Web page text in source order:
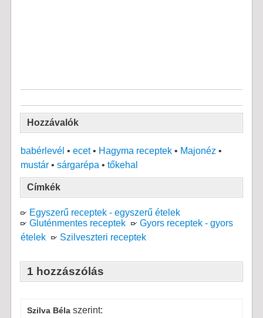
Hozzávalók
babérlevél • ecet• Hagyma receptek• Majonéz •
mustár• sárgarépa • tőkehal
Címkék
Egyszerű receptek - egyszerű ételek
Gluténmentes receptek
Gyors receptek - gyors
ételek
Szilveszteri receptek
1 hozzászólás
Szilva Béla szerint: